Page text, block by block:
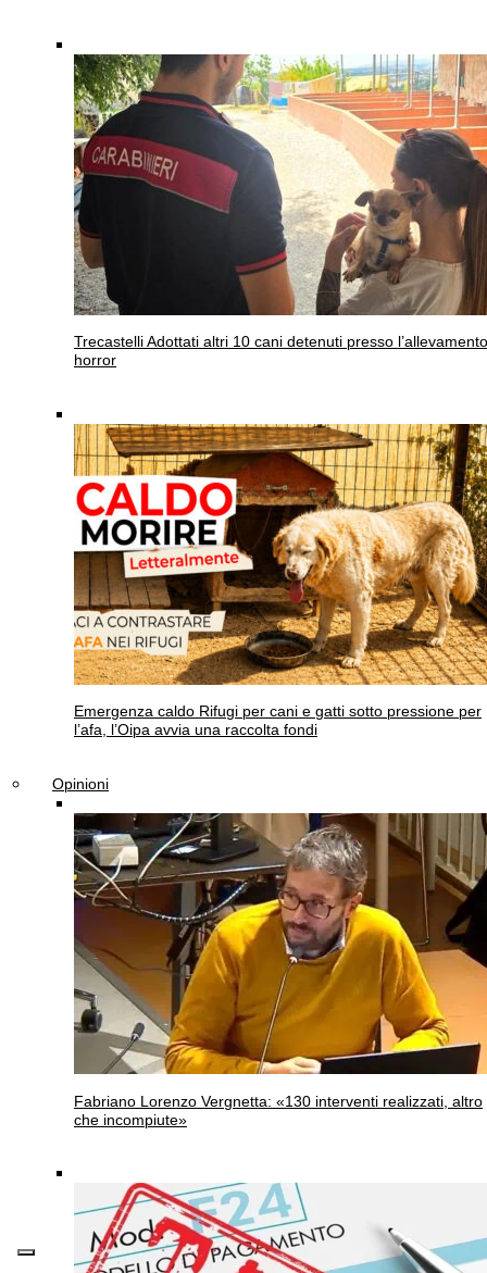
Trecastelli Adottati altri 10 cani detenuti presso l’allevamento
horror
Emergenza caldo Rifugi per cani e gatti sotto pressione per
l’afa, l’Oipa avvia una raccolta fondi
Opinioni
Fabriano Lorenzo Vergnetta: «130 interventi realizzati, altro
che incompiute»